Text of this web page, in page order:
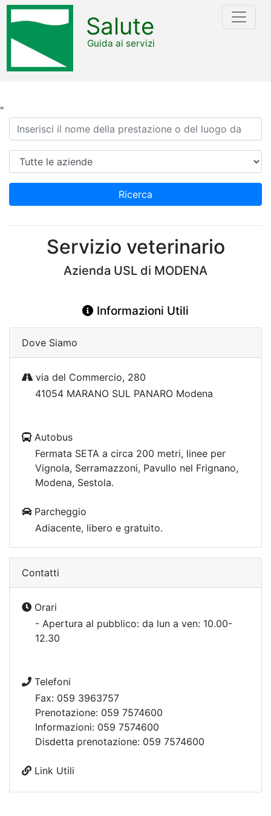
"
Salute
Guida ai servizi
Ricerca
Azienda
Ricerca
Servizio veterinario
Azienda USL di MODENA
Informazioni Utili
Dove Siamo
via del Commercio, 280
41054 MARANO SUL PANARO Modena
Autobus
Fermata SETA a circa 200 metri, linee per
Vignola, Serramazzoni, Pavullo nel Frignano,
Modena, Sestola.
Parcheggio
Adiacente, libero e gratuito.
Contatti
Orari
- Apertura al pubblico: da lun a ven: 10.00-
12.30
Telefoni
Fax: 059 3963757
Prenotazione: 059 7574600
Informazioni: 059 7574600
Disdetta prenotazione: 059 7574600
Link Utili